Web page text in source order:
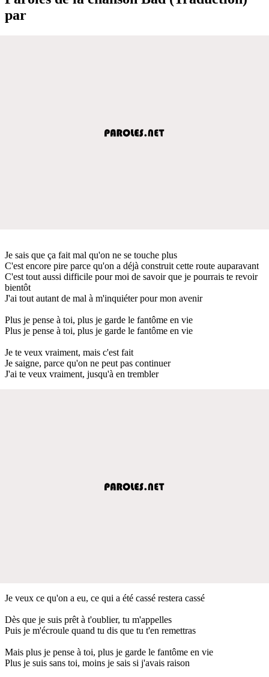
par
Je sais que ça fait mal qu'on ne se touche plus
C'est encore pire parce qu'on a déjà construit cette route auparavant
C'est tout aussi difficile pour moi de savoir que je pourrais te revoir
bientôt
J'ai tout autant de mal à m'inquiéter pour mon avenir
Plus je pense à toi, plus je garde le fantôme en vie
Plus je pense à toi, plus je garde le fantôme en vie
Je te veux vraiment, mais c'est fait
Je saigne, parce qu'on ne peut pas continuer
J'ai te veux vraiment, jusqu'à en trembler
Je veux ce qu'on a eu, ce qui a été cassé restera cassé
Dès que je suis prêt à t'oublier, tu m'appelles
Puis je m'écroule quand tu dis que tu t'en remettras
Mais plus je pense à toi, plus je garde le fantôme en vie
Plus je suis sans toi, moins je sais si j'avais raison